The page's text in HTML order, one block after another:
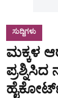
ಸುದ್ದಿಗಳು
ಮಕ್ಕಳ